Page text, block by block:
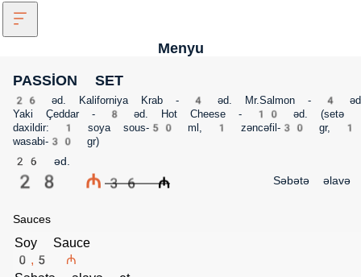
Menyu
PASSİON SET
26 əd. Kaliforniya Krab - 4 əd. Mr.Salmon - 4
Yaki Çeddar - 8 əd. Hot Cheese - 10 əd. (setə
daxildir: 1 soya sous-50 ml, 1 zəncəfil-30 gr, 1
wasabi-30 gr)
26 əd.
28 ₼ 36 ₼ Səbətə əlavə
Sauces
Soy Sauce
0,5 ₼